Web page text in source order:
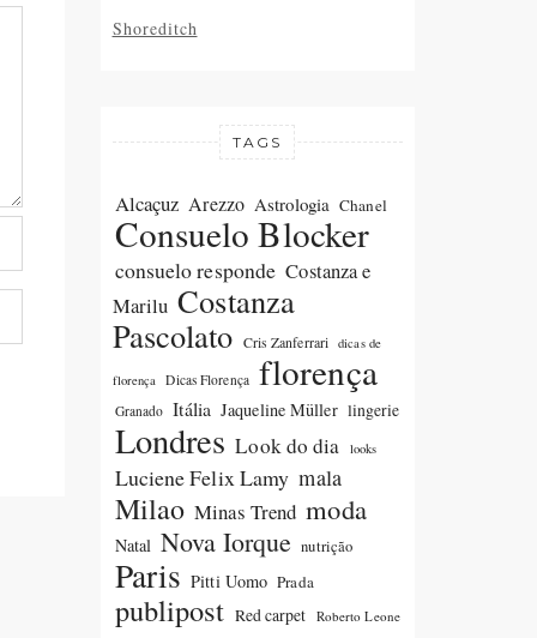
Shoreditch
TAGS
Alcaçuz Arezzo Astrologia Chanel
Consuelo Blocker
consuelo responde Costanza e
Marilu Costanza
Pascolato Cris Zanferrari dicas de
florença Dicas Florença florença
Granado Itália Jaqueline Müller lingerie
Londres Look do dia looks
Luciene Felix Lamy mala
Milao Minas Trend moda
Natal Nova Iorque nutrição
Paris Pitti Uomo Prada
publipost Red carpet Roberto Leone